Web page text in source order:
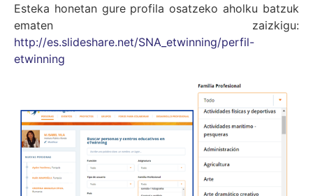
Esteka honetan gure profila osatzeko aholku batzuk
ematen zaizkigu:
http://es.slideshare.net/SNA_etwinning/perfil-
etwinning